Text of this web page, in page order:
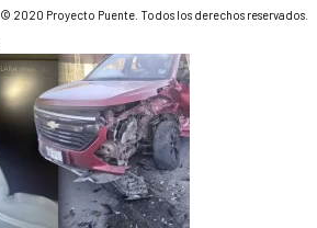
© 2020 Proyecto Puente. Todos los derechos reservados.